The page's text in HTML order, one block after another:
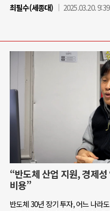
최필수(세종대)
2025.03.20. 9:39
“반도체 산업 지원, 경제
비용”
반도체 30년 장기 투자, 어느 나라